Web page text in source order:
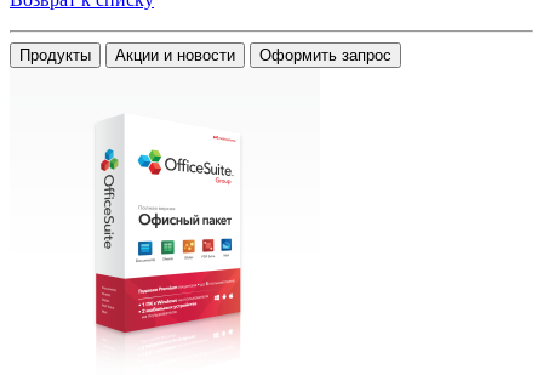
Продукты Акции и новости Оформить запрос